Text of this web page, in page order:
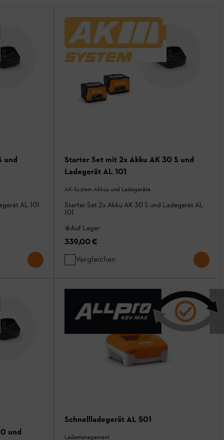
und
AL 101
Starter Set mit 2x Akku AK 30 S und
Ladegerät AL 101
AK-System Akkus und Ladegeräte
Starter Set 2x Akku AK 30 S und Ladegerät AL
101
Auf Lager
339,00 €
Vergleichen
und
Schnellladegerät AL 501
Lademanagement